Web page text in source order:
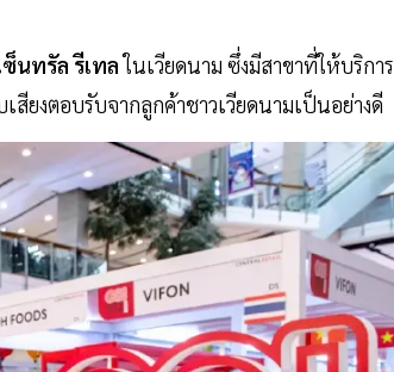
ซ็นทรัล รีเทลในเวียดนาม ซึ่งมีสาขาที่ให้บริการ
สียงตอบรับจากลูกค้าชาวเวียดนามเป็นอย่างดี